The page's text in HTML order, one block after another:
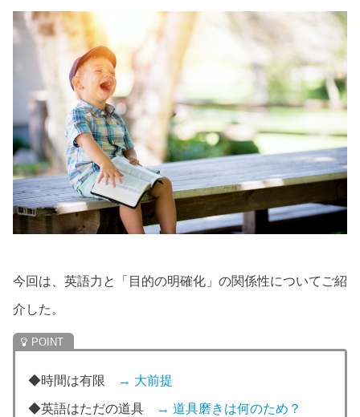
今回は、英語力と「目的の明確化」の関係性についてご紹
介した。
◆時間は有限 → 大前提
◆英語はただの道具 → 道具磨きは何のため？